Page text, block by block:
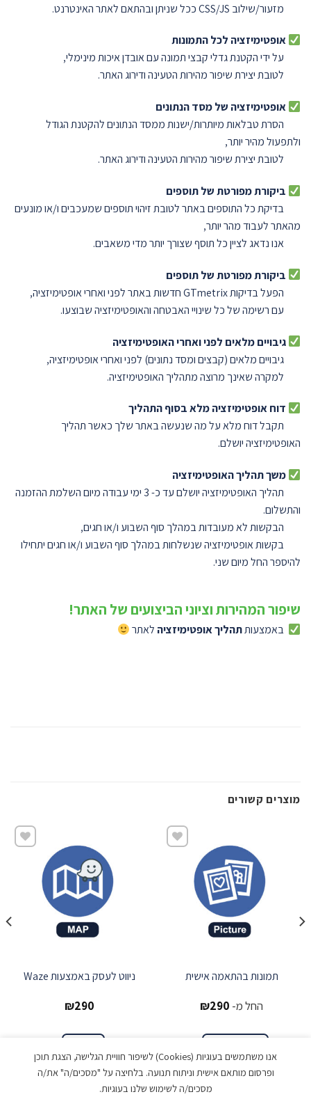
מזעור/שילוב CSS/JS ככל שניתן ובהתאם לאתר האינטרנט.
אופטימיזציה לכל התמונות
על ידי הקטנת גדלי קבצי תמונה עם אובדן איכות מינימלי,
לטובת יצירת שיפור מהירות הטעינה ודירוג האתר.
אופטימיזציה של מסד הנתונים
הסרת טבלאות מיותרות/ישנות ממסד הנתונים להקטנת הגודל
ולתפעול מהיר יותר,
לטובת יצירת שיפור מהירות הטעינה ודירוג האתר.
ביקורת מפורטת של תוספים
בדיקת כל התוספים באתר לטובת זיהוי תוספים שמעכבים ו/או מונעים
מהאתר לעבוד מהר יותר,
אנו נדאג לציין כל תוסף שצורך יותר מדי משאבים.
ביקורת מפורטת של תוספים
הפעל בדיקות GTmetrix חדשות באתר לפני ואחרי אופטימיזציה,
עם רשימה של כל שינויי האבטחה והאופטימיזציה שבוצעו.
גיבויים מלאים לפני ואחרי האופטימיזציה
גיבויים מלאים (קבצים ומסד נתונים) לפני ואחרי אופטימיזציה,
למקרה שאינך מרוצה מתהליך האופטימיזציה.
דוח אופטימיזציה מלא בסוף התהליך
תקבל דוח מלא על מה שנעשה באתר שלך כאשר תהליך
האופטימיזציה יושלם.
משך תהליך האופטימיזציה
תהליך האופטימיזציה יושלם עד כ- 3 ימי עבודה מיום השלמת ההזמנה
והתשלום.
הבקשות לא מעובדות במהלך סוף השבוע ו/או חגים,
בקשות אופטימיזציה שנשלחות במהלך סוף השבוע ו/או חגים יתחילו
להיספר החל מיום שני.
שיפור המהירות וציוני הביצועים של האתר!
באמצעותתהליך אופטימיזציה לאתר
מוצרים קשורים
תמונות בהתאמה אישית
החל מ- ₪290
ניווט לעסק באמצעות Waze
₪290
אנו משתמשים בעוגיות (Cookies) לשיפור חוויית הגלישה, הצגת תוכן
ופרסום מותאם אישית וניתוח תנועה. בלחיצה על "מסכים/ה" את/ה
מסכים/ה לשימוש שלנו בעוגיות.